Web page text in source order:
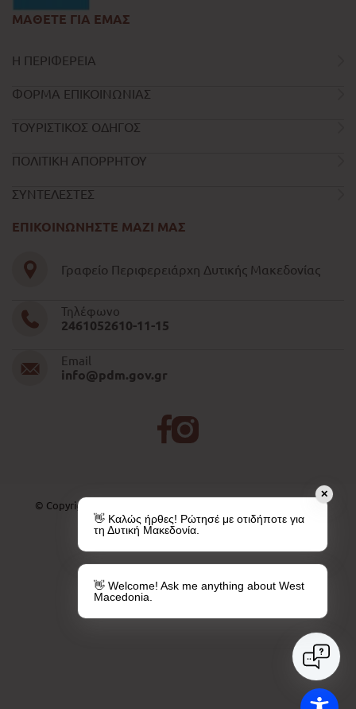
ΜΑΘΕΤΕ ΓΙΑ ΕΜΑΣ
Η ΠΕΡΙΦΕΡΕΙΑ
ΦΟΡΜΑ ΕΠΙΚΟΙΝΩΝΙΑΣ
ΤΟΥΡΙΣΤΙΚΟΣ ΟΔΗΓΟΣ
ΠΟΛΙΤΙΚΗ ΑΠΟΡΡΗΤΟΥ
ΣΥΝΤΕΛΕΣΤΕΣ
ΕΠΙΚΟΙΝΩΝΗΣΤΕ ΜΑΖΙ ΜΑΣ
Γραφείο Περιφερειάρχη Δυτικής Μακεδονίας
Τηλέφωνο
2461052610-11-15
Email
info@pdm.gov.gr
© Copyright 2026 | All Rights Reserved. Created by PAVLA SA
✕
👋 Καλώς ήρθες! Ρώτησέ με οτιδήποτε για
τη Δυτική Μακεδονία.
👋 Welcome! Ask me anything about West
Macedonia.